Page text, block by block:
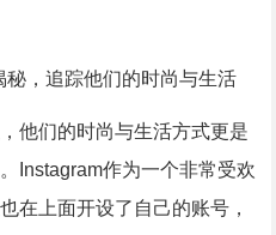
，追踪他们的时尚与生活
他们的时尚与生活方式更是
Instagram作为一个非常受欢
在上面开设了自己的账号，